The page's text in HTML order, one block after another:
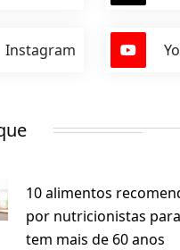
Instagram
10 alimentos
por nutricionistas
tem mais de 60 anos